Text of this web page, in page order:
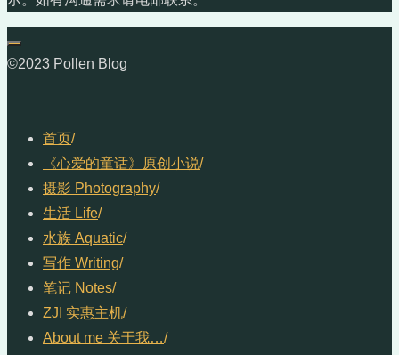
©2023 Pollen Blog
首页/
《心爱的童话》原创小说/
摄影 Photography/
生活 Life/
水族 Aquatic/
写作 Writing/
笔记 Notes/
ZJI 实惠主机/
About me 关于我…/